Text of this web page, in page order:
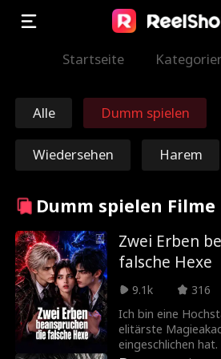
Startseite
Alle Dumm spielen
Wiedersehen Harem
Erlösung Unsterblich
Marschall/Gener
al
Mafia
Feinde für Liebha
ber
Reinkarnation
Roman
kov
Dumm spielen Filme
Zwei Erben
falsche Hexe
9.1k
316
Ich bin eine
elitärste
eingeschlichen